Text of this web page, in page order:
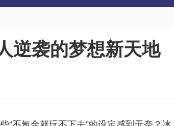
逆袭的梦想新天地